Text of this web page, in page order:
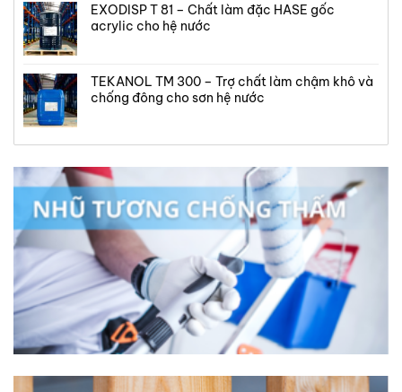
EXODISP T 81 – Chất làm đặc HASE gốc
acrylic cho hệ nước
TEKANOL TM 300 – Trợ chất làm chậm khô và
chống đông cho sơn hệ nước